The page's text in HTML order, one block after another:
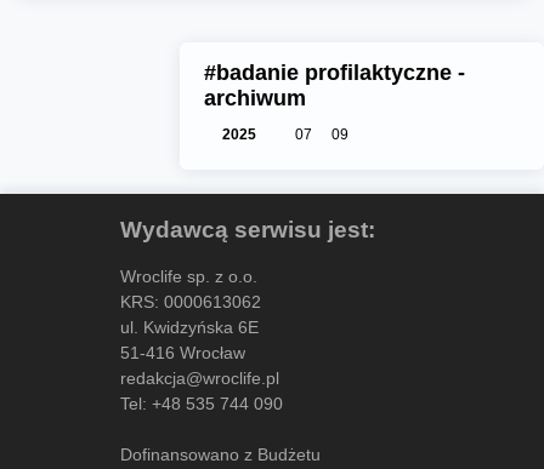
#badanie profilaktyczne -
archiwum
2025 07 09
Wydawcą serwisu jest:
Wroclife sp. z o.o.
KRS: 0000613062
ul. Kwidzyńska 6E
51-416 Wrocław
redakcja@wroclife.pl
Tel: +48 535 744 090
Dofinansowano z Budżetu